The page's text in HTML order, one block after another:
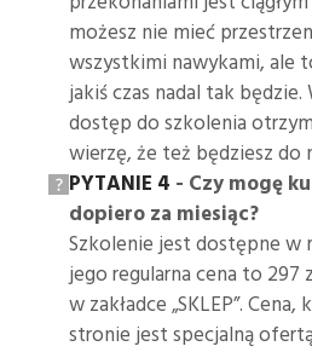
możesz nie mieć
wszystkimi nawykami, ale
jakiś czas nadal tak będzie.
dostęp do szkolenia
wierzę, że też będziesz do
PYTANIE 4 - Czy mogę
dopiero za miesiąc?
Szkolenie jest dostępne w
jego regularna cena to 297
w zakładce „SKLEP”.
stronie jest specjalną